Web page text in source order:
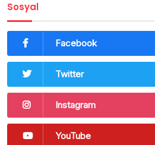
Sosyal
Facebook
Twitter
Instagram
YouTube